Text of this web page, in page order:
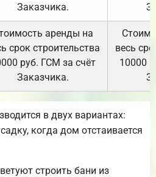
Заказчика.
аренды на
срок строительства
руб. ГСМ за счёт
Заказчика.
весь
10000
в двух вариантах:
когда дом отстаивается
строить бани из